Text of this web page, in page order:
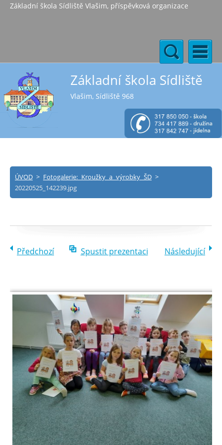
Základní škola Sídliště Vlašim, příspěvková organizace
Základní škola Sídliště
Vlašim, Sídliště 968
ÚVOD > Fotogalerie: Kroužky a výrobky ŠD >
20220525_142239.jpg
Předchozí Spustit prezentaci Následující